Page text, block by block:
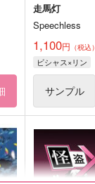
走馬灯
Speechless
1,100円 （税込）
ビシャス×リン
サンプル